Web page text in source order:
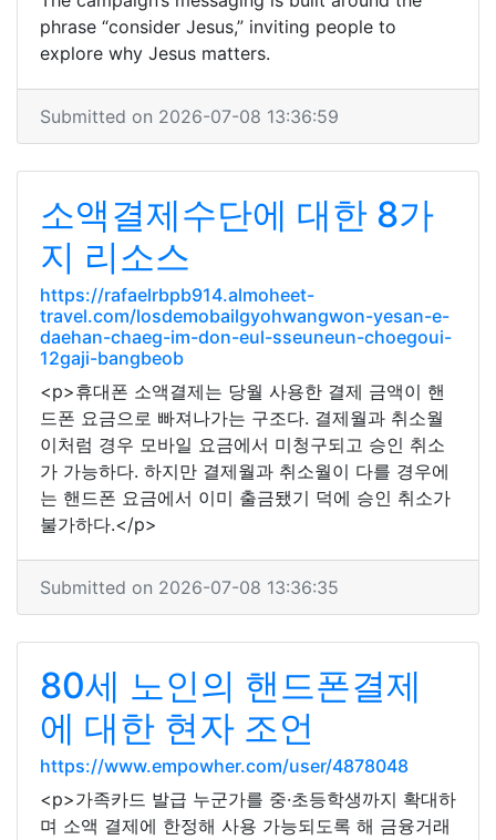
phrase “consider Jesus,” inviting people to
explore why Jesus matters.
Submitted on 2026-07-08 13:36:59
소액결제수단에 대한 8가
지 리소스
https://rafaelrbpb914.almoheet-
travel.com/losdemobailgyohwangwon-yesan-e-
daehan-chaeg-im-don-eul-sseuneun-choegoui-
12gaji-bangbeob
<p>휴대폰 소액결제는 당월 사용한 결제 금액이 핸
드폰 요금으로 빠져나가는 구조다. 결제월과 취소월
이처럼 경우 모바일 요금에서 미청구되고 승인 취소
가 가능하다. 하지만 결제월과 취소월이 다를 경우에
는 핸드폰 요금에서 이미 출금됐기 덕에 승인 취소가
불가하다.</p>
Submitted on 2026-07-08 13:36:35
80세 노인의 핸드폰결제
에 대한 현자 조언
https://www.empowher.com/user/4878048
<p>가족카드 발급 누군가를 중·초등학생까지 확대하
며 소액 결제에 한정해 사용 가능되도록 해 금융거래